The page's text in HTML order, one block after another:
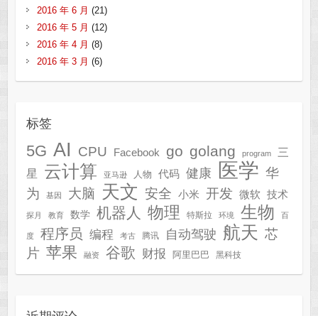
2016 年 6 月 (21)
2016 年 5 月 (12)
2016 年 4 月 (8)
2016 年 3 月 (6)
标签
5G AI CPU Facebook go golang program
三
星
云计算 亚马逊 人物 代码 健康 医学 华
为
基因 大脑 天文 安全 小米 开发 微软 技术
探月 教育 数学 机器人 物理 特斯拉 环境 生物 百
度 程序员 编程 考古 腾讯 自动驾驶 航天 芯
片 苹果 融资 谷歌 财报 阿里巴巴 黑科技